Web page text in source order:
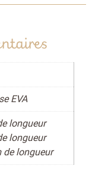
EVA
longueur
longueur
de longueur